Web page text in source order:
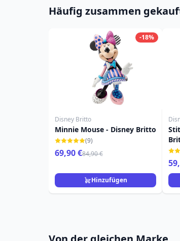
Häufig zusammen
-18%
Disney Britto
Minnie Mouse - Disney Britto
(9)
69,90 €84,90 €
Hinzufügen